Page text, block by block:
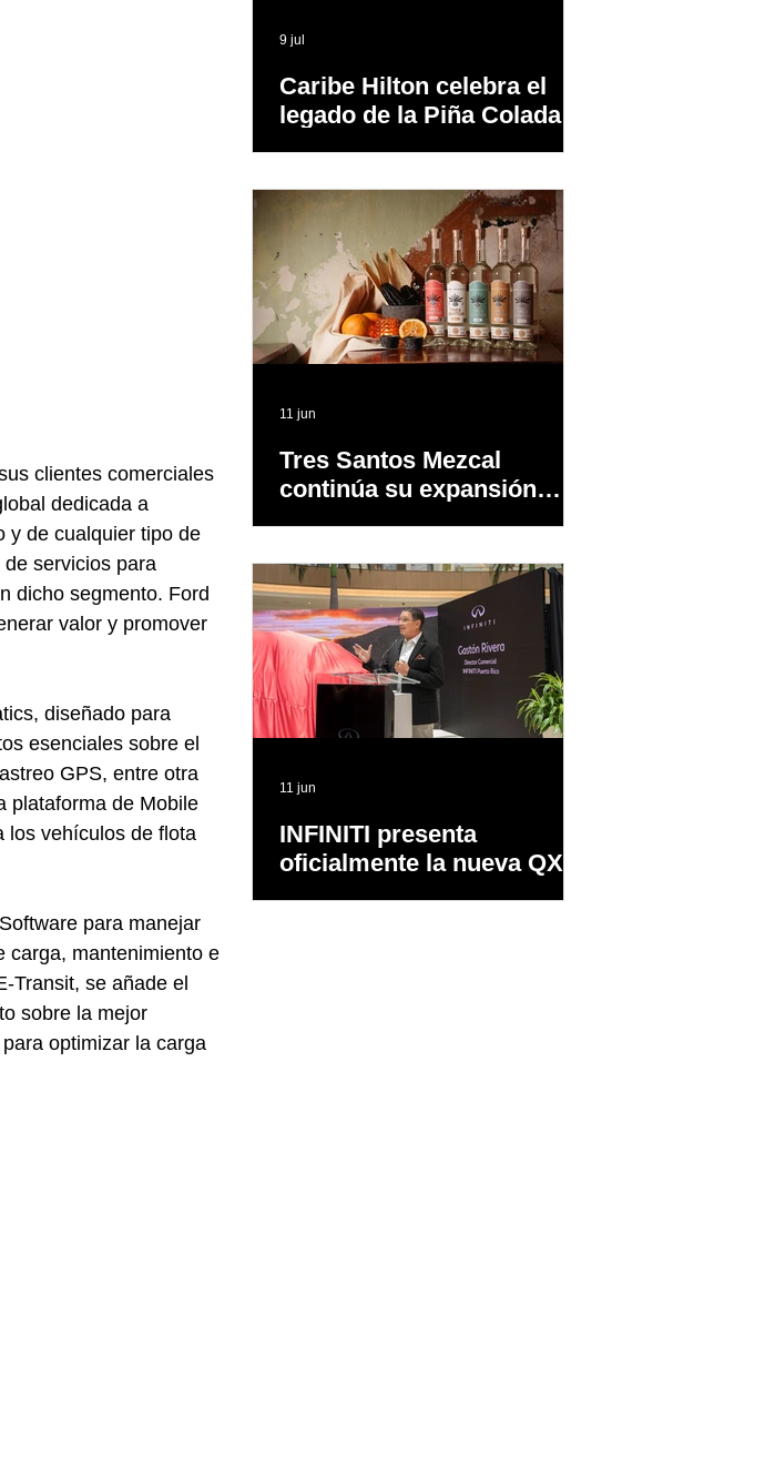
clientes comerciales
dedicada a
y de cualquier tipo de
servicios para
dicho segmento. Ford
valor y promover
diseñado para
esenciales sobre el
GPS, entre otra
plataforma de Mobile
los vehículos de flota
para manejar
carga, mantenimiento e
Transit, se añade el
sobre la mejor
optimizar la carga
Caribe Hilton celebra el
legado de la Piña Colada,
9 jul
Tres Santos Mezcal
continúa su expansión
11 jun
INFINITI presenta
oficialmente la nueva QX65
11 jun